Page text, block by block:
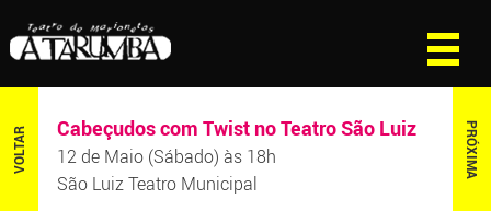
VOLTAR PRÓXIMA
Cabeçudos com Twist no Teatro São Luiz
12 de Maio (Sábado) às 18h
São Luiz Teatro Municipal